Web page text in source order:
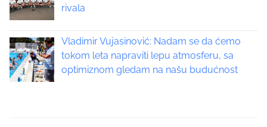
a
t
i
o
rivala
Vladimir Vujasinović: Nadam se da ćemo
tokom leta napraviti lepu atmosferu, sa
optimiznom gledam na našu budućnost